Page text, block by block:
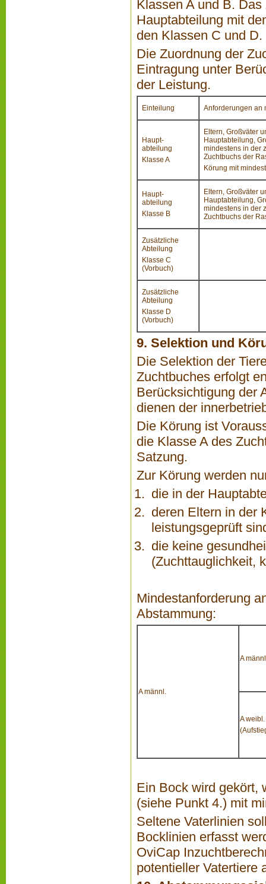
Klassen A und B.
Hauptabteilung mit
den Klassen C und D.
Die Zuordnung der
Eintragung unter
der Leistung.
Einteilung Anforderungen an
Haupt-
abteilung
Klasse A
Eltern, Großväter
Hauptabteilung,
mindestens in der
Zuchtbuchs der
Körung mit
Haupt-
abteilung
Klasse B
Eltern, Großväter
Hauptabteilung,
mindestens in der
Zuchtbuchs der
Zusätzliche
Abteilung
Klasse C
(Vorbuch)
Zusätzliche
Abteilung
Klasse D
(Vorbuch)
9. Selektion und
Die Selektion der
Zuchtbuches erfolgt
Berücksichtigung der
dienen der
Die Körung ist
die Klasse A des
Satzung.
Zur Körung werden
die in der
deren Eltern in der
leistungsgeprüft
die keine
(Zuchttauglichkeit,
Mindestanforderung
Abstammung:
A männl.
A
A weibl.
Ein Bock wird gekört,
(siehe Punkt 4.) mit
Seltene Vaterlinien
Bocklinien erfasst
OviCap
potentieller Vatertiere